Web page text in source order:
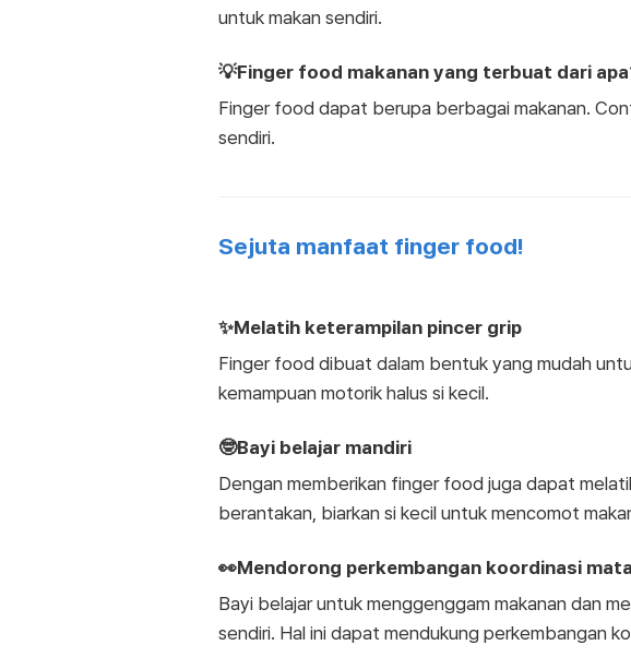
untuk makan sendiri.
💡Finger food makanan yang terbuat dari
Finger food dapat berupa berbagai makanan.
sendiri.
Sejuta manfaat finger food!
✨Melatih keterampilan pincer grip
Finger food dibuat dalam bentuk yang mudah
kemampuan motorik halus si kecil.
🤓Bayi belajar mandiri
Dengan memberikan finger food juga dapat
berantakan, biarkan si kecil untuk mencomot
👀Mendorong perkembangan koordinasi
Bayi belajar untuk menggenggam makanan dan
sendiri. Hal ini dapat mendukung perkembangan